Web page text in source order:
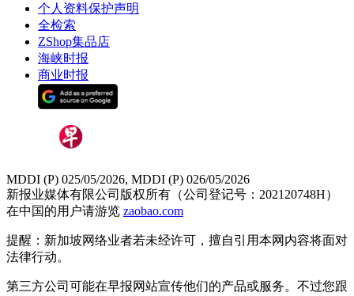
个人资料保护声明
全检索
ZShop集品店
海峡时报
商业时报
MDDI (P) 025/05/2026, MDDI (P) 026/05/2026
新报业媒体有限公司版权所有（公司登记号：202120748H）
在中国的用户请游览 zaobao.com
提醒：新加坡网络业者若未经许可，擅自引用本网内容将面对
法律行动。
第三方公司可能在早报网站宣传他们的产品或服务。不过您跟